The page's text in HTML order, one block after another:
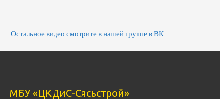
Остальное видео смотрите в нашей группе в ВК
МБУ «ЦКДиС-Сясьстрой»